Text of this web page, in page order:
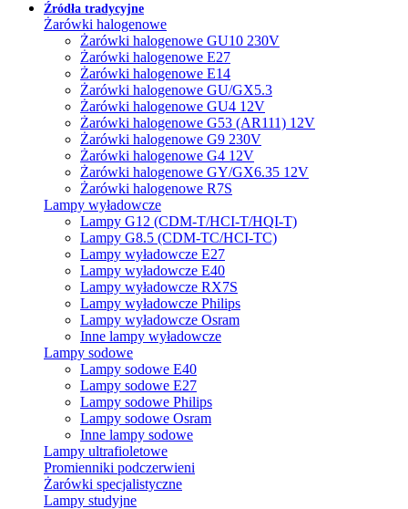
Źródła tradycyjne
Żarówki halogenowe
Żarówki halogenowe GU10 230V
Żarówki halogenowe E27
Żarówki halogenowe E14
Żarówki halogenowe GU/GX5.3
Żarówki halogenowe GU4 12V
Żarówki halogenowe G53 (AR111) 12V
Żarówki halogenowe G9 230V
Żarówki halogenowe G4 12V
Żarówki halogenowe GY/GX6.35 12V
Żarówki halogenowe R7S
Lampy wyładowcze
Lampy G12 (CDM-T/HCI-T/HQI-T)
Lampy G8.5 (CDM-TC/HCI-TC)
Lampy wyładowcze E27
Lampy wyładowcze E40
Lampy wyładowcze RX7S
Lampy wyładowcze Philips
Lampy wyładowcze Osram
Inne lampy wyładowcze
Lampy sodowe
Lampy sodowe E40
Lampy sodowe E27
Lampy sodowe Philips
Lampy sodowe Osram
Inne lampy sodowe
Lampy ultrafioletowe
Promienniki podczerwieni
Żarówki specjalistyczne
Lampy studyjne